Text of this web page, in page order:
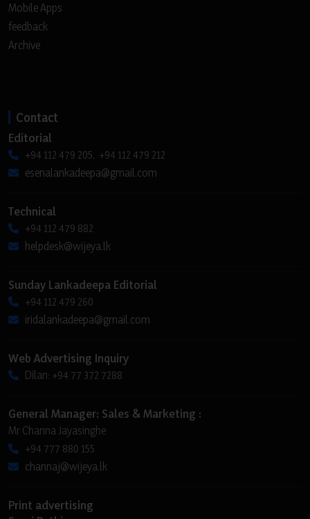
Mobile Apps
feedback
Archive
Contact
Editorial
+94 112 479 205, +94 112 479 212
esenalankadeepa@gmail.com
Technical
+94 112 479 882
helpdesk@wijeya.lk
Sunday Lankadeepa Editorial
+94 112 479 260
iridalankadeepa@gmail.com
Web Advertising Inquiry
Dilan: +94 77 372 7288
General Manager: Sales & Marketing :
Mr Channa Jayasinghe
+94 777 880 155
channaj@wijeya.lk
Print advertising